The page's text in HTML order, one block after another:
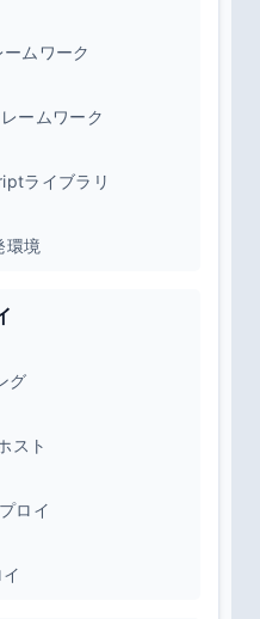
ムワーク
ームワーク
ライブラリ
環境
グ
スト
ロイ